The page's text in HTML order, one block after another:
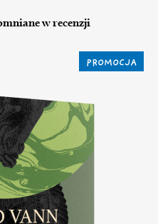
w recenzji
PROMOCJA